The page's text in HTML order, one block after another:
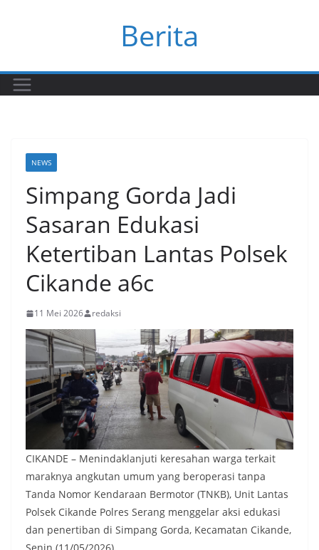
Berita
NEWS
​Simpang Gorda Jadi
Sasaran Edukasi
Ketertiban Lantas Polsek
Cikande a6c
11 Mei 2026 redaksi
CIKANDE – Menindaklanjuti keresahan warga terkait
maraknya angkutan umum yang beroperasi tanpa
Tanda Nomor Kendaraan Bermotor (TNKB), Unit Lantas
Polsek Cikande Polres Serang menggelar aksi edukasi
dan penertiban di Simpang Gorda, Kecamatan Cikande,